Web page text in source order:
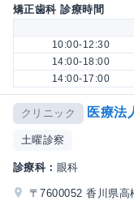
矯正歯科 診療時間
10:00-12:30
14:00-18:00
14:00-17:00
クリニック 医療法
土曜診察
診療科： 眼科
〒7600052 香川県